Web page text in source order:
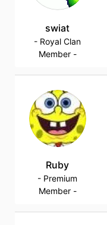
m
swiat
- Royal Clan
Member -
Ruby
- Premium
Member -